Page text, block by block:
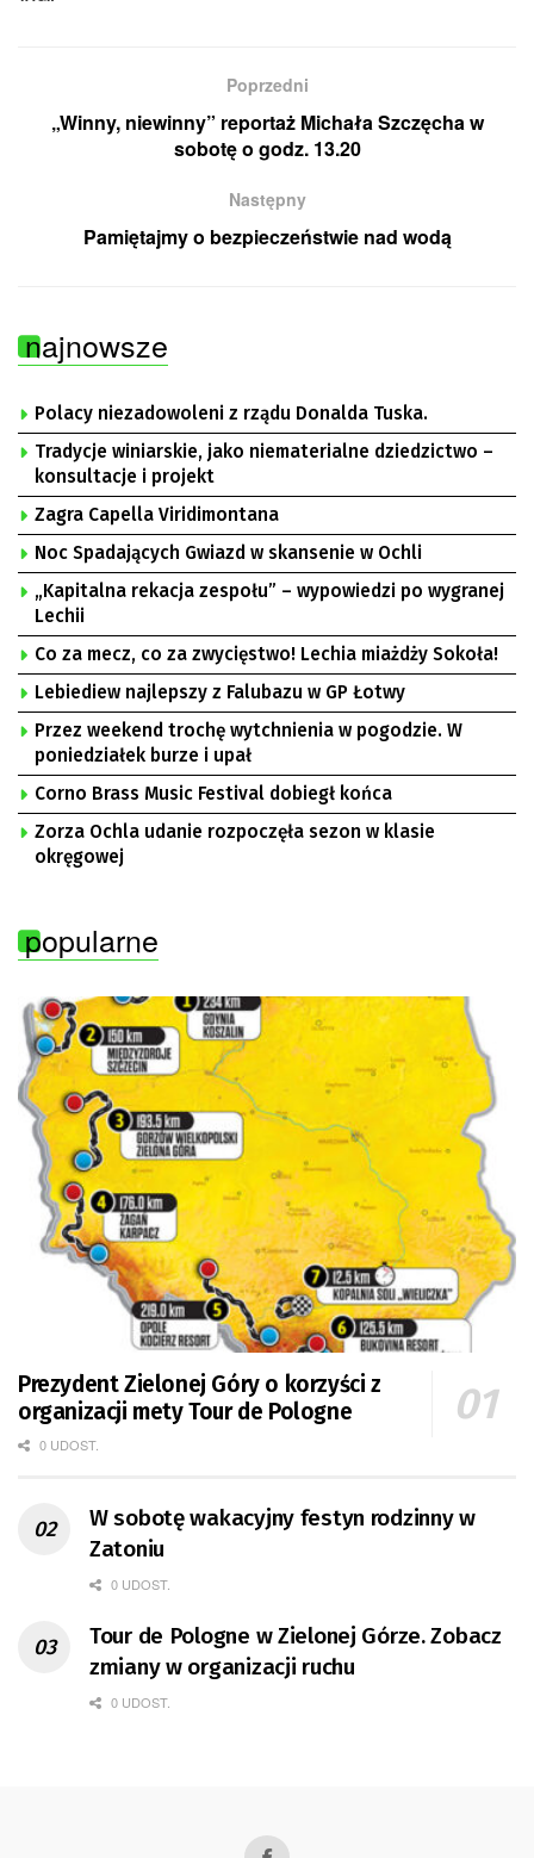
Poprzedni
„Winny, niewinny” reportaż Michała Szczęcha w
sobotę o godz. 13.20
Następny
Pamiętajmy o bezpieczeństwie nad wodą
najnowsze
Polacy niezadowoleni z rządu Donalda Tuska.
Tradycje winiarskie, jako niematerialne dziedzictwo –
konsultacje i projekt
Zagra Capella Viridimontana
Noc Spadających Gwiazd w skansenie w Ochli
„Kapitalna rekacja zespołu” – wypowiedzi po wygranej
Lechii
Co za mecz, co za zwycięstwo! Lechia miażdży Sokoła!
Lebiediew najlepszy z Falubazu w GP Łotwy
Przez weekend trochę wytchnienia w pogodzie. W
poniedziałek burze i upał
Corno Brass Music Festival dobiegł końca
Zorza Ochla udanie rozpoczęła sezon w klasie
okręgowej
popularne
Prezydent Zielonej Góry o korzyści z
organizacji mety Tour de Pologne
0 UDOST.
W sobotę wakacyjny festyn rodzinny w
Zatoniu
0 UDOST.
Tour de Pologne w Zielonej Górze. Zobacz
zmiany w organizacji ruchu
0 UDOST.